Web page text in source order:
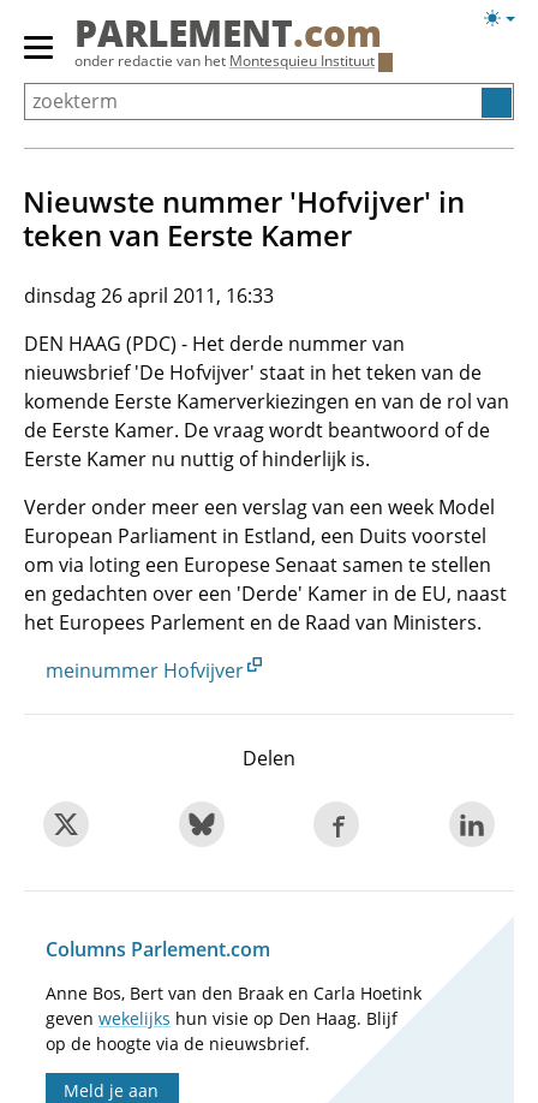
Overslaan
Primair
menu
tonen/verbergen
PARLEMENT.com
onder redactie van het Montesquieu Instituut
Nieuwste nummer 'Hofvijver' in
teken van Eerste Kamer
dinsdag 26 april 2011, 16:33
DEN HAAG (PDC) - Het derde nummer van
nieuwsbrief 'De Hofvijver' staat in het teken van de
komende Eerste Kamerverkiezingen en van de rol van
de Eerste Kamer. De vraag wordt beantwoord of de
Eerste Kamer nu nuttig of hinderlijk is.
Verder onder meer een verslag van een week Model
European Parliament in Estland, een Duits voorstel
om via loting een Europese Senaat samen te stellen
en gedachten over een 'Derde' Kamer in de EU, naast
het Europees Parlement en de Raad van Ministers.
meinummer Hofvijver
Delen
Columns Parlement.com
Anne Bos, Bert van den Braak en Carla Hoetink
geven wekelijks hun visie op Den Haag. Blijf
op de hoogte via de nieuwsbrief.
Meld je aan